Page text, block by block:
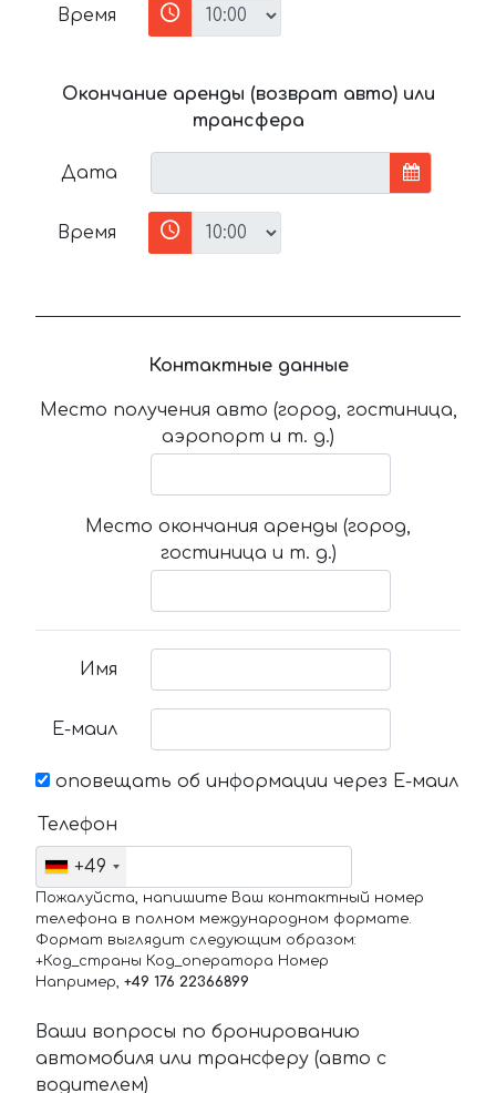
Время
Окончание аренды (возврат авто) или
трансфера
Дата
Время
Контактные данные
Место получения авто (город, гостиница,
аэропорт и т. д.)
Место окончания аренды (город,
гостиница и т. д.)
Имя
Е-маил
оповещать об информации через Е-маил
Телефон
+49
Пожалуйста, напишите Ваш контактный номер
телефона в полном международном формате.
Формат выглядит следующим образом:
+Код_страны Код_оператора Номер
Например, +49 176 22366899
Ваши вопросы по бронированию
автомобиля или трансферу (авто с
водителем)